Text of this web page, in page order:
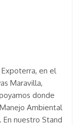
en el
Maravilla,
donde
Ambiental
En nuestro Stand